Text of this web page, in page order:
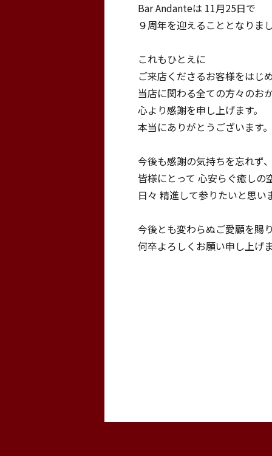
Bar Andanteは 11月25日で
９周年を迎えることとなりま
これもひとえに
ご来店くださるお客様をはじ
当店に関わる全ての方々のお
心より感謝を申し上げます。
本当にありがとうございます。
今後も感謝の気持ちを忘れず
皆様にとって 心安らぐ癒しの
日々 精進して参りたいと思い
今後とも変わらぬご愛顧を賜
何卒よろしくお願い申し上げ